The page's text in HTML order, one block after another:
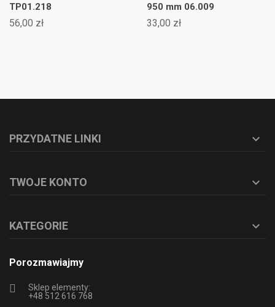
TP01.218
56,00 zł
950 mm 06.009
33,00 zł
PRZYDATNE LINKI 
TWOJE KONTO 
KATEGORIE 
Porozmawiajmy
Sklep elementy:
+48 512 616 768